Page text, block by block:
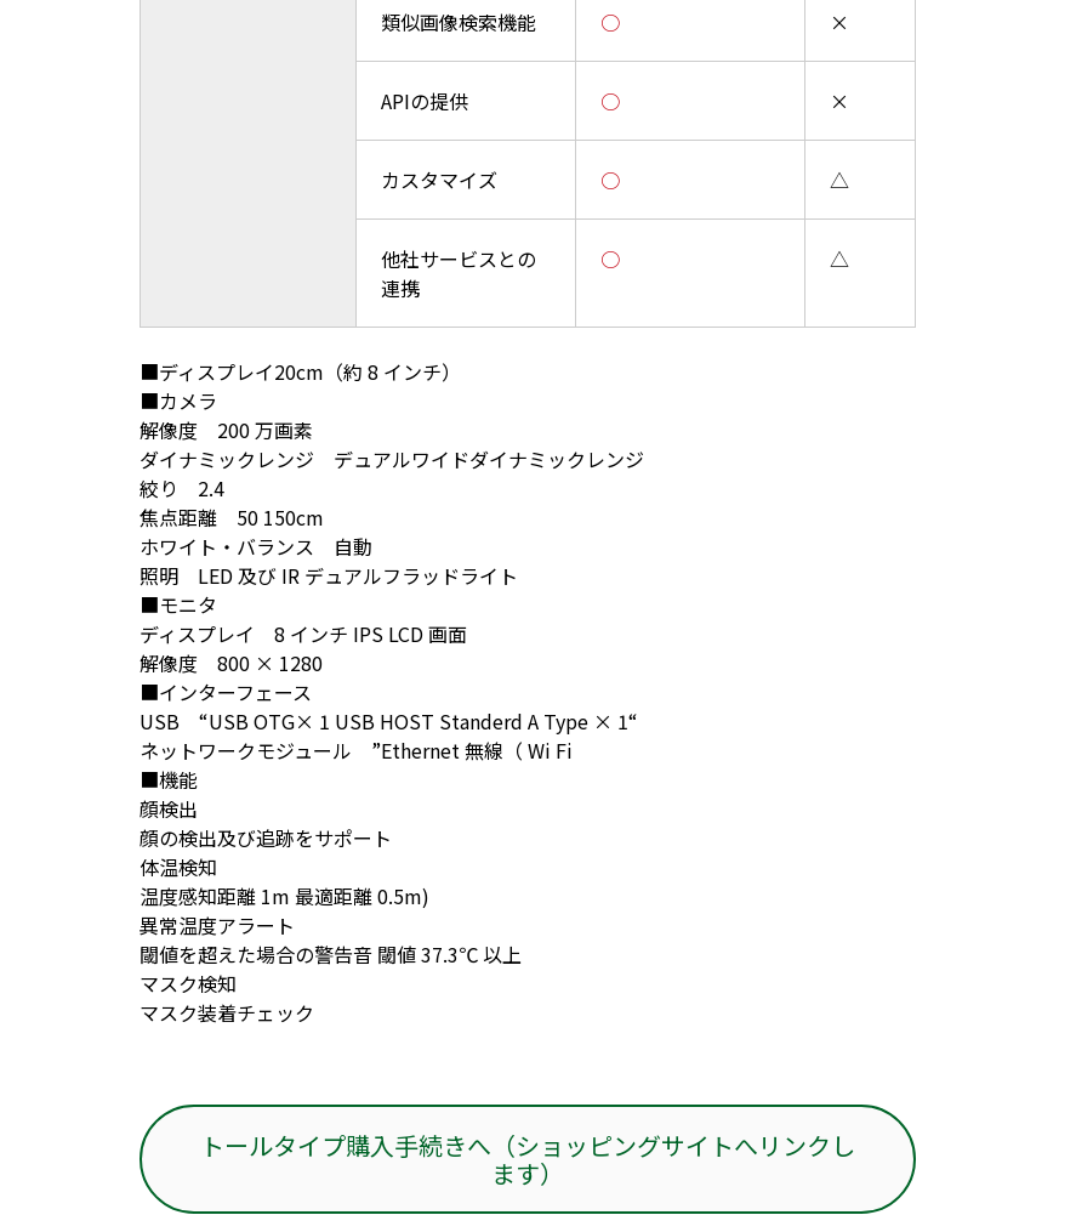
類似画像検索機能 ○ ×
APIの提供 ○ ×
カスタマイズ ○ △
他社サービスとの
連携
○ △
■ディスプレイ20cm（約 8 インチ）
■カメラ
解像度 200 万画素
ダイナミックレンジ デュアルワイドダイナミックレンジ
絞り 2.4
焦点距離 50 150cm
ホワイト・バランス 自動
照明 LED 及び IR デュアルフラッドライト
■モニタ
ディスプレイ 8 インチ IPS LCD 画面
解像度 800 × 1280
■インターフェース
USB “USB OTG× 1 USB HOST Standerd A Type × 1“
ネットワークモジュール ”Ethernet 無線（ Wi Fi
■機能
顔検出
顔の検出及び追跡をサポート
体温検知
温度感知距離 1m 最適距離 0.5m)
異常温度アラート
閾値を超えた場合の警告音 閾値 37.3℃ 以上
マスク検知
マスク装着チェック
トールタイプ購入手続きへ（ショッピングサイトへリンクし
ます）